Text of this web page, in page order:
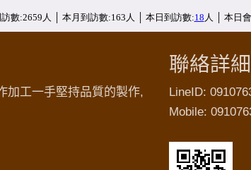
加工一手堅持品質的製作,
聯絡詳
LineID:
Mobile: